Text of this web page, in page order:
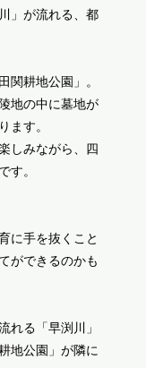
」が流れる、都
関耕地公園」。
地の中に墓地が
ます。
しみながら、四
す。
に手を抜くこと
ができるのかも
れる「早渕川」
地公園」が隣に